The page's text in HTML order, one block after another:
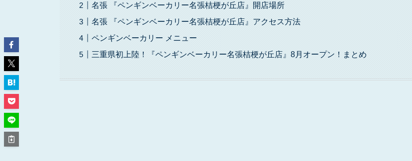
名張 『ペンギンベーカリー名張桔梗が丘店』開店場所
名張 『ペンギンベーカリー名張桔梗が丘店』アクセス方法
ペンギンベーカリー メニュー
三重県初上陸！『ペンギンベーカリー名張桔梗が丘店』8月オープン！まとめ